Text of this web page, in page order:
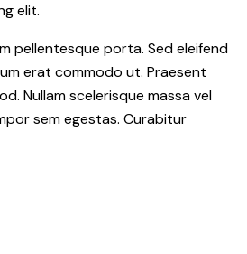
elit.
pellentesque porta. Sed eleifend
erat commodo ut. Praesent
Nullam scelerisque massa vel
sem egestas. Curabitur